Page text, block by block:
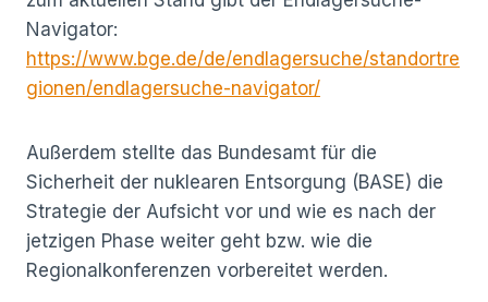
Navigator:
https://www.bge.de/de/endlagersuche/standortre
gionen/endlagersuche-navigator/
Außerdem stellte das Bundesamt für die
Sicherheit der nuklearen Entsorgung (BASE) die
Strategie der Aufsicht vor und wie es nach der
jetzigen Phase weiter geht bzw. wie die
Regionalkonferenzen vorbereitet werden.